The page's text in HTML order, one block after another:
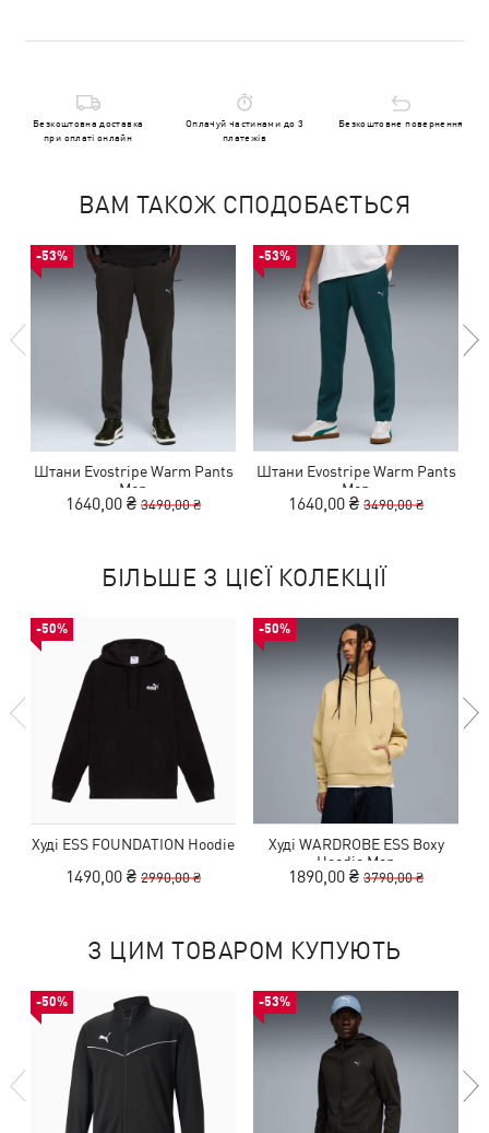
Безкоштовна доставка
при оплаті онлайн
Оплачуй частинами до 3
платежів
Безкоштовне повернення
ВАМ ТАКОЖ СПОДОБАЄТЬСЯ
-53%
Штани Evostripe Warm Pants
Men
1640,00 ₴ 3490,00 ₴
-53%
Штани Evostripe Warm Pants
Men
1640,00 ₴ 3490,00 ₴
БІЛЬШЕ З ЦІЄЇ КОЛЕКЦІЇ
-50%
Худі ESS FOUNDATION Hoodie
1490,00 ₴ 2990,00 ₴
-50%
Худі WARDROBE ESS Boxy
Hoodie Men
1890,00 ₴ 3790,00 ₴
З ЦИМ ТОВАРОМ КУПУЮТЬ
-50% -53%